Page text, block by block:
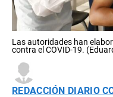
Las autoridades han
contra el COVID-19.
REDACCIÓN DIARIO